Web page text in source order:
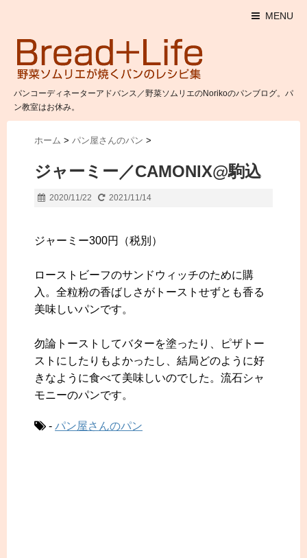
MENU
パンコーディネーターアドバンス／野菜ソムリエのNorikoのパンブログ。パ
ン教室はお休み。
ホーム > パン屋さんのパン >
ジャーミー／CAMONIX@駒込
2020/11/22 2021/11/14
ジャーミー300円（税別）
ローストビーフのサンドウィッチのために購
入。全粒粉の香ばしさがトーストせずとも香る
美味しいパンです。
勿論トーストしてバターを塗ったり、ピザトー
ストにしたりもよかったし、結局どのように好
きなように食べて美味しいのでした。流石シャ
モニーのパンです。
- パン屋さんのパン